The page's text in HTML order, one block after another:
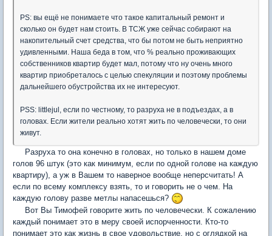
PS: вы ещё не понимаете что такое капитальный ремонт и
сколько он будет нам стоить. В ТСЖ уже сейчас собирают на
накопительный счет средства, что бы потом не быть неприятно
удивленными. Наша беда в том, что % реально проживающих
собственников квартир будет мал, потому что ну очень много
квартир приобреталось с целью спекуляции и поэтому проблемы
дальнейшего обустройства их не интересуют.
PSS: littlejul, если по честному, то разруха не в подъездах, а в
головах. Если жители реально хотят жить по человечески, то они
живут.
Разруха то она конечно в головах, но только в нашем доме
голов 96 штук (это как минимум, если по одной голове на каждую
квартиру), а уж в Вашем то наверное вообще неперсчитать! А
если по всему комплексу взять, то и говорить не о чем. На
каждую голову разве метлы напасешься?
Вот Вы Тимофей говорите жить по человечески. К сожалению
каждый понимает это в меру своей испорченности. Кто-то
понимает это как жизнь в свое удовольствие, но с оглядкой на